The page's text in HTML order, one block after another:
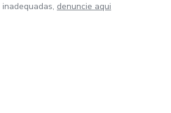
denuncie aqui